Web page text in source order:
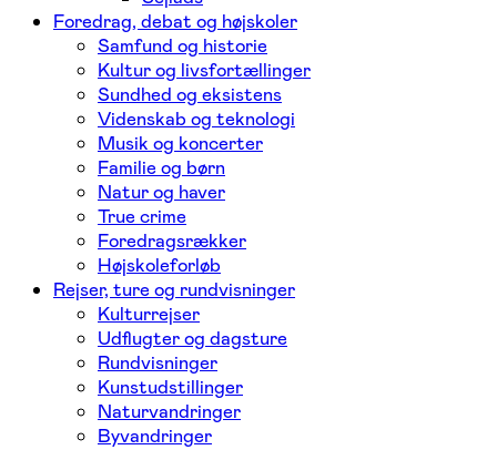
Foredrag, debat og højskoler
Samfund og historie
Kultur og livsfortællinger
Sundhed og eksistens
Videnskab og teknologi
Musik og koncerter
Familie og børn
Natur og haver
True crime
Foredragsrækker
Højskoleforløb
Rejser, ture og rundvisninger
Kulturrejser
Udflugter og dagsture
Rundvisninger
Kunstudstillinger
Naturvandringer
Byvandringer